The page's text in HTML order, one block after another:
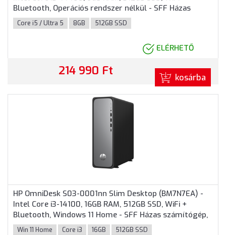
Bluetooth, Operációs rendszer nélkül - SFF Házas
számítógép, 3 év helyszíni garancia
Core i5 / Ultra 5 8GB 512GB SSD
ELÉRHETŐ
214 990 Ft kosárba
HP OmniDesk S03-0001nn Slim Desktop (BM7N7EA) -
Intel Core i3-14100, 16GB RAM, 512GB SSD, WiFi +
Bluetooth, Windows 11 Home - SFF Házas számítógép,
3 év helyszíni garancia
Win 11 Home Core i3 16GB 512GB SSD